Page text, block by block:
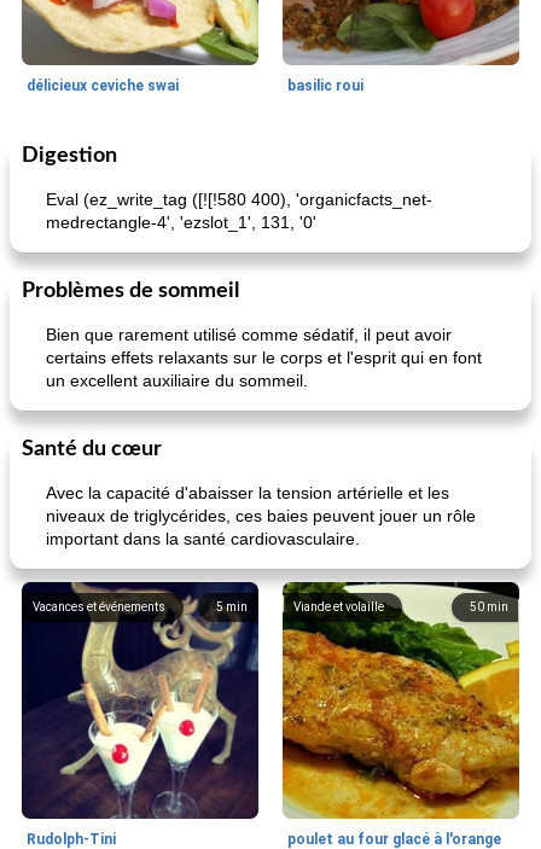
délicieux ceviche swai basilic roui
Déjeuner / Snacks
pois chiches rôtis aux épices amandes au cheddar rôti
Digestion
Eval (ez_write_tag ([![!580 400), 'organicfacts_net-
medrectangle-4', 'ezslot_1', 131, '0'
Problèmes de sommeil
Bien que rarement utilisé comme sédatif, il peut avoir
certains effets relaxants sur le corps et l'esprit qui en font
un excellent auxiliaire du sommeil.
Santé du cœur
Avec la capacité d'abaisser la tension artérielle et les
niveaux de triglycérides, ces baies peuvent jouer un rôle
important dans la santé cardiovasculaire.
5min
Vacances et événements
Rudolph-Tini
50 min
Viande et volaille
poulet au four glacé à l'orange